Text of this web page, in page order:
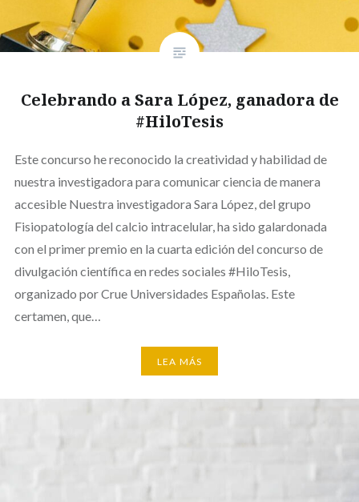
Celebrando a Sara López, ganadora de
#HiloTesis
Este concurso he reconocido la creatividad y habilidad de
nuestra investigadora para comunicar ciencia de manera
accesible Nuestra investigadora Sara López, del grupo
Fisiopatología del calcio intracelular, ha sido galardonada
con el primer premio en la cuarta edición del concurso de
divulgación científica en redes sociales #HiloTesis,
organizado por Crue Universidades Españolas. Este
certamen, que…
LEA MÁS